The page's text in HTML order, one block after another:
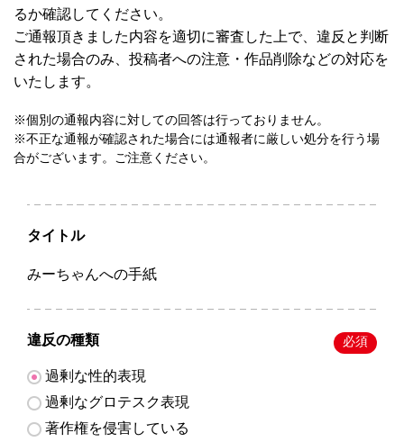
るか確認してください。
ご通報頂きました内容を適切に審査した上で、違反と判断
された場合のみ、投稿者への注意・作品削除などの対応を
いたします。
※個別の通報内容に対しての回答は行っておりません。
※不正な通報が確認された場合には通報者に厳しい処分を行う場
合がございます。ご注意ください。
タイトル
みーちゃんへの手紙
違反の種類 必須
過剰な性的表現
過剰なグロテスク表現
著作権を侵害している